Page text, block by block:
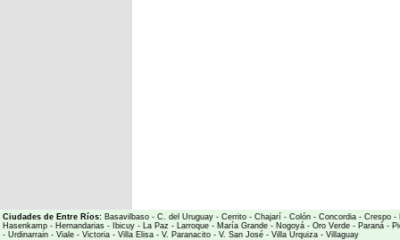
Ciudades de Entre Ríos: Basavilbaso - C. del Uruguay - Cerrito - Chajarí - Colón - Concordia - Crespo -
Hasenkamp - Hernandarias - Ibicuy - La Paz - Larroque - María Grande - Nogoyá - Oro Verde - Paraná -
- Urdinarrain - Viale - Victoria - Villa Elisa - V. Paranacito - V. San José - Villa Urquiza - Villaguay